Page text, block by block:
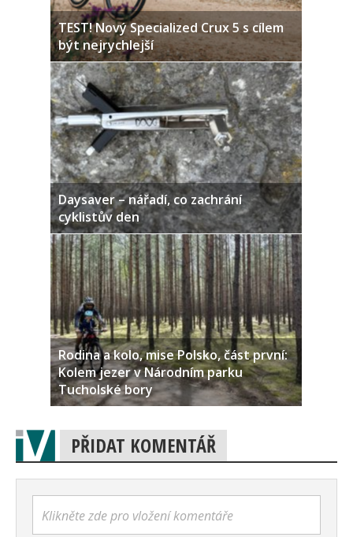
TEST! Nový Specialized Crux 5 s cílem
být nejrychlejší
Daysaver – nářadí, co zachrání
cyklistův den
Rodina a kolo, mise Polsko, část první:
Kolem jezer v Národním parku
Tucholské bory
PŘIDAT KOMENTÁŘ
Klikněte zde pro vložení komentáře